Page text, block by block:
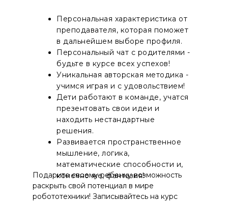
Персональная характеристика от
преподавателя, которая поможет
в дальнейшем выборе профиля.
Персональный чат с родителями -
будьте в курсе всех успехов!
Уникальная авторская методика -
учимся играя и с удовольствием!
Дети работают в команде, учатся
презентовать свои идеи и
находить нестандартные
решения.
Развивается пространственное
мышление, логика,
математические способности и,
конечно же, фантазия!
Подарите своему ребенку возможность
раскрыть свой потенциал в мире
робототехники! Записывайтесь на курс